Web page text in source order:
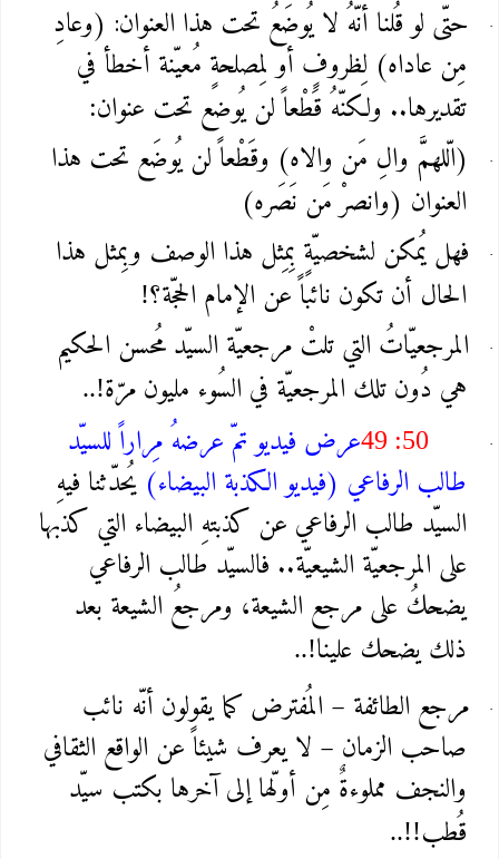
حتّى لو قُلنا أنّهُ لا يُوضَعُ تحت هذا العنوان: (وعادِ
مِن عاداه) لِظروفٍ أو لِمصلحةٍ مُعيّنة أخطأ في
تقديرها.. ولكنّهُ قَطْعاً لن يُوضع تحت عنوان:
(الّلهمَّ والِ مَن والاه) وقَطْعاً لن يُوضَع تحت هذا
العنوان (وانصرْ مَن نَصَره)
فهل يُمكن لشخصيّةٍ بِمِثل هذا الوصف وبِمثل هذا
الحال أن تكون نائباً عن الإمام الحجّة؟!
المرجعيّاتُ التي تلتْ مرجعيّة السيّد مُحسن الحكيم
هي دُون تلك المرجعيّة في السُوء مليون مرّة..!
49 :50عرض فيديو تمّ عرضهُ مِراراً للسيّد
طالب الرفاعي (فيديو الكذبة البيضاء)يُحدّثنا فيهِ
السيّد طالب الرفاعي عن كذبتهِ البيضاء التي كذبها
على المرجعيّة الشيعيّة.. فالسيّد طالب الرفاعي
يضحكُ على مرجع الشيعة، ومرجعُ الشيعة بعد
ذلك يضحك علينا..!
مرجع الطائفة – المُفترض كما يقولون أنّه نائب
صاحب الزمان – لا يعرف شيئاً عن الواقع الثقافي
والنجف مملوءةٌ مِن أولّها إلى آخرها بكتب سيّد
قُطب..!!